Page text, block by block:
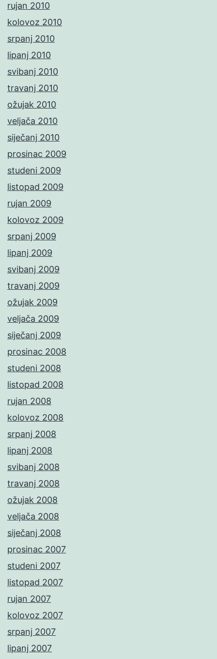
rujan 2010
kolovoz 2010
srpanj 2010
lipanj 2010
svibanj 2010
travanj 2010
ožujak 2010
veljača 2010
siječanj 2010
prosinac 2009
studeni 2009
listopad 2009
rujan 2009
kolovoz 2009
srpanj 2009
lipanj 2009
svibanj 2009
travanj 2009
ožujak 2009
veljača 2009
siječanj 2009
prosinac 2008
studeni 2008
listopad 2008
rujan 2008
kolovoz 2008
srpanj 2008
lipanj 2008
svibanj 2008
travanj 2008
ožujak 2008
veljača 2008
siječanj 2008
prosinac 2007
studeni 2007
listopad 2007
rujan 2007
kolovoz 2007
srpanj 2007
lipanj 2007